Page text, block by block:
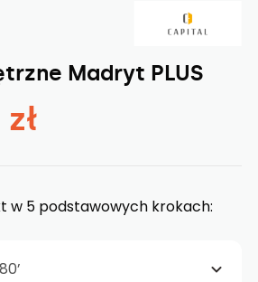
Madryt PLUS
w 5 podstawowych krokach:
80’